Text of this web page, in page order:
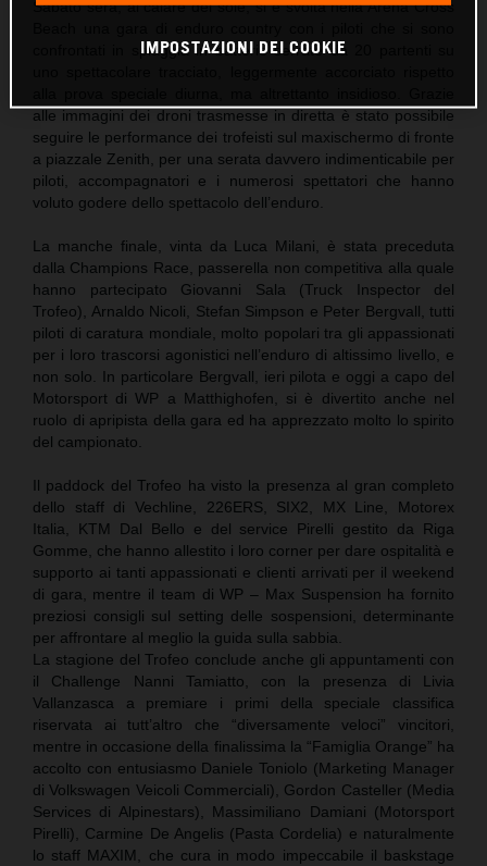
Sabato sera, al calare del sole, si è svolta nella Arena Cross
confrontati in spiaggia in batterie serrate da 20 partenti su
alle immagini dei droni trasmesse in diretta è stato possibile
seguire le performance dei trofeisti sul maxischermo di fronte
a piazzale Zenith, per una serata davvero indimenticabile per
piloti, accompagnatori e i numerosi spettatori che hanno
voluto godere dello spettacolo dell’enduro.
La manche finale, vinta da Luca Milani, è stata preceduta
dalla Champions Race, passerella non competitiva alla quale
hanno partecipato Giovanni Sala (Truck Inspector del
Trofeo), Arnaldo Nicoli, Stefan Simpson e Peter Bergvall, tutti
piloti di caratura mondiale, molto popolari tra gli appassionati
per i loro trascorsi agonistici nell’enduro di altissimo livello, e
non solo. In particolare Bergvall, ieri pilota e oggi a capo del
Motorsport di WP a Matthighofen, si è divertito anche nel
ruolo di apripista della gara ed ha apprezzato molto lo spirito
del campionato.
Il paddock del Trofeo ha visto la presenza al gran completo
dello staff di Vechline, 226ERS, SIX2, MX Line, Motorex
Italia, KTM Dal Bello e del service Pirelli gestito da Riga
Gomme, che hanno allestito i loro corner per dare ospitalità e
supporto ai tanti appassionati e clienti arrivati per il weekend
di gara, mentre il team di WP – Max Suspension ha fornito
preziosi consigli sul setting delle sospensioni, determinante
per affrontare al meglio la guida sulla sabbia.
La stagione del Trofeo conclude anche gli appuntamenti con
il Challenge Nanni Tamiatto, con la presenza di Livia
Vallanzasca a premiare i primi della speciale classifica
riservata ai tutt’altro che “diversamente veloci” vincitori,
mentre in occasione della finalissima la “Famiglia Orange” ha
accolto con entusiasmo Daniele Toniolo (Marketing Manager
di Volkswagen Veicoli Commerciali), Gordon Casteller (Media
Services di Alpinestars), Massimiliano Damiani (Motorsport
Pirelli), Carmine De Angelis (Pasta Cordelia) e naturalmente
lo staff MAXIM, che cura in modo impeccabile il baskstage
IMPOSTAZIONI DEI COOKIE